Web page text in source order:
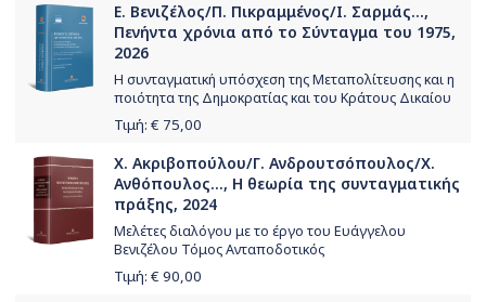
Ε. Βενιζέλος/Π. Πικραμμένος/Ι. Σαρμάς...,
Πενήντα χρόνια από το Σύνταγμα του 1975,
2026
Η συνταγματική υπόσχεση της Μεταπολίτευσης και η
ποιότητα της Δημοκρατίας και του Κράτους Δικαίου
Τιμή: € 75,00
Χ. Ακριβοπούλου/Γ. Ανδρουτσόπουλος/Χ.
Ανθόπουλος..., Η θεωρία της συνταγματικής
πράξης, 2024
Μελέτες διαλόγου με το έργο του Ευάγγελου
Βενιζέλου Τόμος Ανταποδοτικός
Τιμή: € 90,00